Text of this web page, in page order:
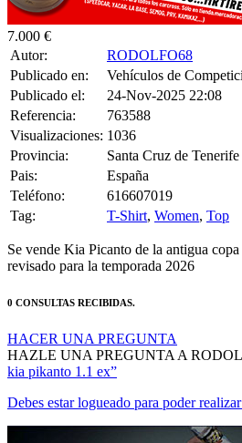
7.000 €
Autor:
Publicado en:
Vehículos de
Publicado el:
24-Nov-2025 22:08
Referencia:
763588
Visualizaciones:
1036
Provincia:
Santa Cruz de Tenerife
Pais:
España
Teléfono:
616607019
Tag:
T-Shirt,Women
Se vende Kia Picanto de la antigua
revisado para la temporada 2026
HAZLE UNA PREGUNTA A
kia pikanto 1.1 ex”
Debes estar logueado para poder realizar